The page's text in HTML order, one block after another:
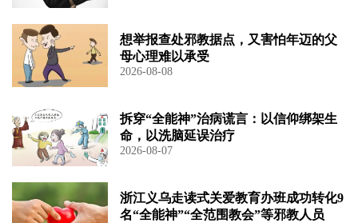
想举报查处邪教据点，又害怕年迈的父
母心理难以承受
2026-08-08
拆穿“全能神”治病谎言：以信仰绑架生
命，以洗脑延误治疗
2026-08-07
浙江义乌走读式关爱教育办班成功转化9
名“全能神”“全范围教会”等邪教人员